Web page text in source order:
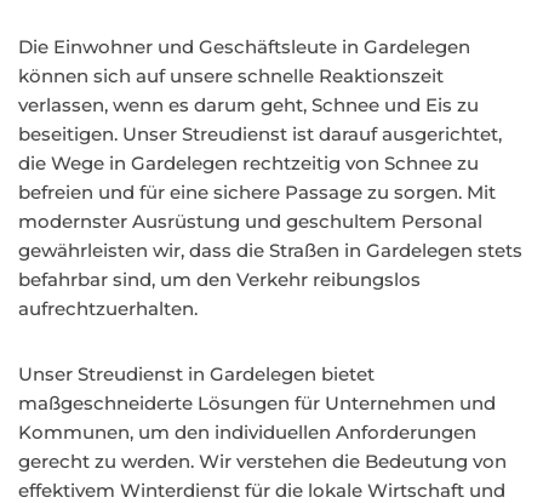
Die Einwohner und Geschäftsleute in Gardelegen
können sich auf unsere schnelle Reaktionszeit
verlassen, wenn es darum geht, Schnee und Eis zu
beseitigen. Unser Streudienst ist darauf ausgerichtet,
die Wege in Gardelegen rechtzeitig von Schnee zu
befreien und für eine sichere Passage zu sorgen. Mit
modernster Ausrüstung und geschultem Personal
gewährleisten wir, dass die Straßen in Gardelegen stets
befahrbar sind, um den Verkehr reibungslos
aufrechtzuerhalten.
Unser Streudienst in Gardelegen bietet
maßgeschneiderte Lösungen für Unternehmen und
Kommunen, um den individuellen Anforderungen
gerecht zu werden. Wir verstehen die Bedeutung von
effektivem Winterdienst für die lokale Wirtschaft und